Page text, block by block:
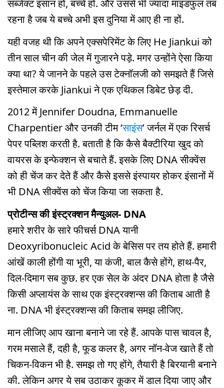
सब्जेक्ट इंसान हों, बच्चे हों. और उससे भी ज्यादा माइंडफुल तब
रहना है जब ये बच्चे अभी इस दुनिया में आए ही ना हों.
यही वजह थी कि अपने एक्सपेरिमेंट के लिए He Jiankui को
तीन साल चीन की जेल में गुजारने पड़े. मगर उन्होंने ऐसा किया
क्या था? ये जानने के पहले उस टेक्नॉलजी को समझते हैं जिसे
इस्तेमाल करके Jiankui ने एक एथिकल डिबेट छेड़ दी.
2012 में Jennifer Doudna, Emmanuelle
Charpentier और उनकी टीम ‘साइंस’ जर्नल में एक रिसर्च
पेपर पब्लिश करती है. बताती है कि कैसे बैक्टीरिया खुद को
वायरस के इन्फेक्शन से बचाते हैं. इसके लिए DNA सीक्वेंस
को ही चेंज कर देते हैं और कैसे इससे इंस्पायर होकर इंसानों में
भी DNA सीक्वेंस को चेंज किया जा सकता है.
प्रोटीन्स की इंस्ट्रक्शन मैन्युअल- DNA
हमारे शरीर के सारे फीचर्स DNA यानी
Deoxyribonucleic Acid के बेसिस पर तय होते हैं. हमारी
आंखें काली होंगी या भूरी, या कंजी, बाल कैसे होंगे, हाथ-पैर,
दिल-दिमाग सब कुछ. हर एक सेल के अंदर DNA होता है जैसे
किसी अप्लायंस के साथ एक इंस्ट्रक्शन्स की किताब आती है
ना. DNA भी इंस्ट्रक्शन्स की किताब समझ लीजिए.
मान लीजिए आप खाना बनाने जा रहे हैं. आपके पास चावल है,
गरम मसाले हैं, दही है, फूड कलर है, अगर नॉन-वेज खाते हैं तो
चिकन-विकन भी है. समझ तो गए होंगे, तैयारी है बिरयानी बनाने
की. लेकिन अगर ये सब उठाकर कूकर में डाल दिया जाए और